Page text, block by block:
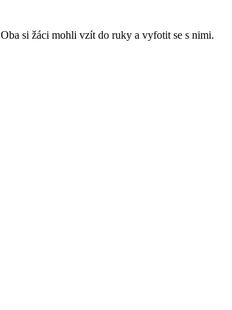
Oba si žáci mohli vzít do ruky a vyfotit se s nimi.